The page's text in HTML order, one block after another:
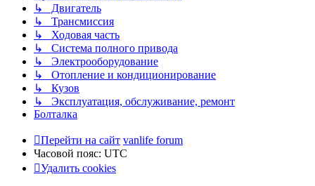
↳ Двигатель
↳ Трансмиссия
↳ Ходовая часть
↳ Система полного привода
↳ Электрооборудование
↳ Отопление и кондиционирование
↳ Кузов
↳ Эксплуатация, обслуживание, ремонт
Болталка
Перейти на сайт vanlife forum
Часовой пояс: UTC
Удалить cookies